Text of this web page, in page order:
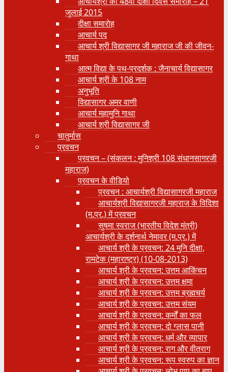
जुलाई 2015
दीक्षा समारोह
आचार्य पद
आचार्य श्री विद्यासागर जी महाराज जी की जीवन-
गाथा
आत्म विद्या के पथ-प्रदर्शक : जैनाचार्य विद्यासागर
आचार्य श्री के 108 नाम
अनुभूति
विद्यासागर अमर वाणी
आचार्य महामुनि गाथा
आचार्य श्री विद्यासागर जी
चातुर्मास
प्रवचन
प्रवचन – (संकलन : मुनिश्री 108 संधानसागरजी
महाराज)
प्रवचन के वीडियो
प्रवचन : आचार्यश्री ‍विद्यासागरजी महाराज
आचार्यश्री विद्यासागरजी महाराज के विदिशा
(म.प्र.) में प्रवचन
सुषमा स्वराज (भारतीय विदेश मंत्री)
आचार्यश्री के दर्शनार्थ नेमावर (म.प्र.) में
आचार्य श्री के प्रवचन: 24 मुनि दीक्षा,
रामटेक (महाराष्ट्र) (10-08-2013)
आचार्य श्री के प्रवचन: उत्तम आकिंचन
आचार्य श्री के प्रवचन: उत्तम क्षमा
आचार्य श्री के प्रवचन: उत्तम ब्रह्मचर्य
आचार्य श्री के प्रवचन: उत्तम संयम
आचार्य श्री के प्रवचन: कर्मों का फल
आचार्य श्री के प्रवचन: दो ग्लास पानी
आचार्य श्री के प्रवचन: धर्म और व्यापार
आचार्य श्री के प्रवचन: राग और वीतराग
आचार्य श्री के प्रवचन: रूप स्वरुप का ज्ञान